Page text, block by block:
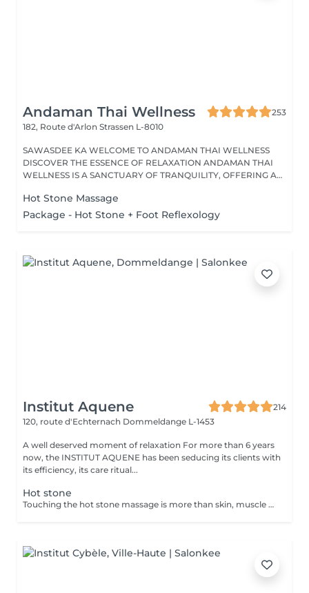
Andaman Thai Wellness
253
182, Route d'Arlon Strassen L-8010
SAWASDEE KA WELCOME TO ANDAMAN THAI WELLNESS
DISCOVER THE ESSENCE OF RELAXATION ANDAMAN THAI
WELLNESS IS A SANCTUARY OF TRANQUILITY, OFFERING A
Hot Stone Massage
Package - Hot Stone + Foot Reflexology
Institut Aquene
214
120, route d'Echternach Dommeldange L-1453
A well deserved moment of relaxation For more than 6 years
now, the INSTITUT AQUENE has been seducing its clients with
its efficiency, its care ritual...
Hot stone
Touching the hot stone massage is more than skin, muscle or limb. Through this touch, we offer the person a homecoming. The energies of fire specific basalt stones, and cean energy marine stones or marbles water, take them our cells in a whirlwind of surprises the mind can not control. Head wins.